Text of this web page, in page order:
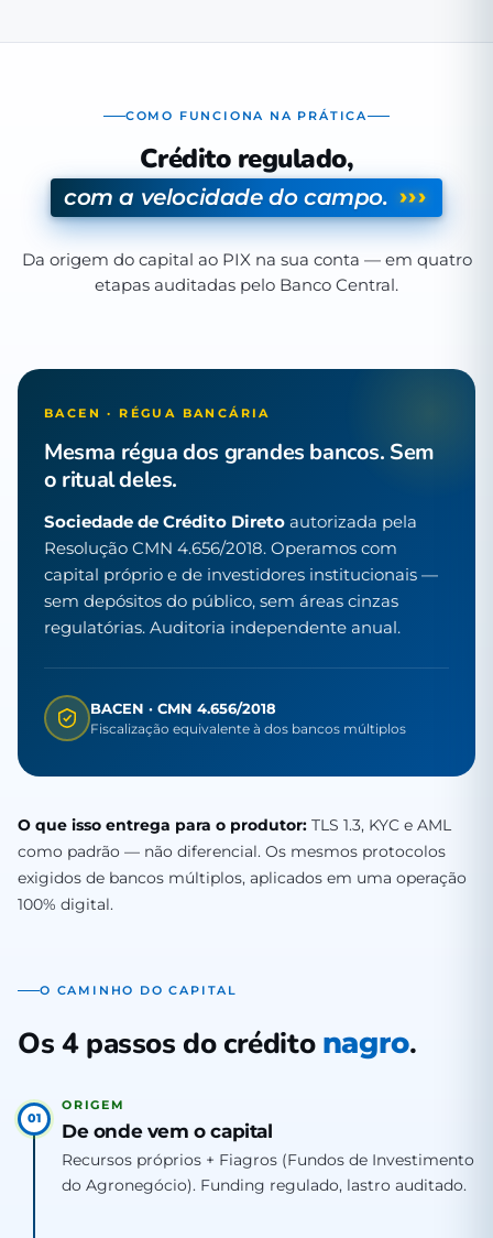
COMO FUNCIONA NA PRÁTICA
Crédito regulado,
com a velocidade do campo. ›››
Da origem do capital ao PIX na sua conta — em quatro
etapas auditadas pelo Banco Central.
BACEN · RÉGUA BANCÁRIA
Mesma régua dos grandes bancos. Sem
o ritual deles.
Sociedade de Crédito Direto autorizada pela
Resolução CMN 4.656/2018. Operamos com
capital próprio e de investidores institucionais —
sem depósitos do público, sem áreas cinzas
regulatórias. Auditoria independente anual.
BACEN · CMN 4.656/2018
Fiscalização equivalente à dos bancos múltiplos
O que isso entrega para o produtor: TLS 1.3, KYC e AML
como padrão — não diferencial. Os mesmos protocolos
exigidos de bancos múltiplos, aplicados em uma operação
100% digital.
O CAMINHO DO CAPITAL
Os 4 passos do crédito nagro.
01
ORIGEM
De onde vem o capital
Recursos próprios + Fiagros (Fundos de Investimento
do Agronegócio). Funding regulado, lastro auditado.